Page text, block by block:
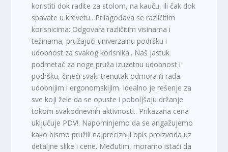
koristiti dok radite za stolom, na kauču, ili čak dok
spavate u krevetu.. Prilagođava se različitim
korisnicima: Odgovara različitim visinama i
težinama, pružajući univerzalnu podršku i
udobnost za svakog korisnika.. Naš jastuk
podmetač za noge pruža izuzetnu udobnost i
podršku, čineći svaki trenutak odmora ili rada
udobnijim i ergonomskijim. Idealno je rešenje za
sve koji žele da se opuste i poboljšaju držanje
tokom svakodnevnih aktivnosti.. Prikazana cena
uključuje PDV!. Napominjemo da se angažujemo
kako bismo pružili najprecizniji opis proizvoda uz
detaljne slike i cene. Međutim, moramo istaći da